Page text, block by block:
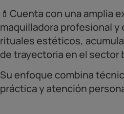
💄Cuenta con una amplia
maquilladora profesional y
rituales estéticos,
de trayectoria en el sector
Su enfoque combina
práctica y atención